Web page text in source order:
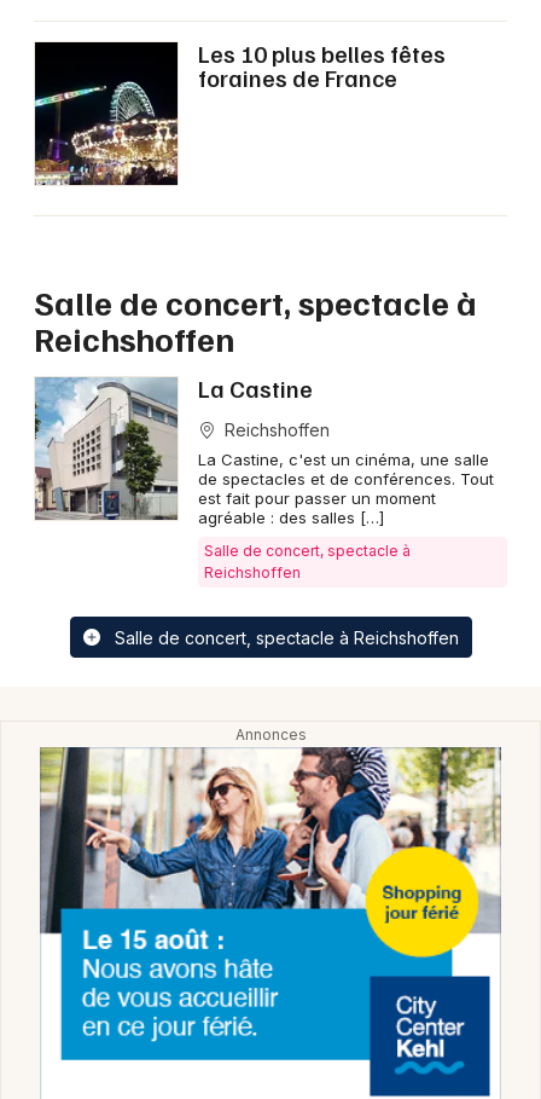
Sorties famille
Expos
Culture et spectacle en Alsace
Culture et spectacle dans le Grand Est
Jeux concours
Newsletter des sorties
Artistes en tournée
Magazine dans le Bas-Rhin
Actus tourisme & loisirs
Restaurants
Strasbourg
Toulouse
Toutes les villes
Les 10 plus belles fêtes
foraines de France
Salle de concert, spectacle à
Reichshoffen
La Castine
Reichshoffen
La Castine, c'est un cinéma, une salle
de spectacles et de conférences. Tout
est fait pour passer un moment
agréable : des salles […]
Salle de concert, spectacle à
Reichshoffen
Salle de concert, spectacle à Reichshoffen